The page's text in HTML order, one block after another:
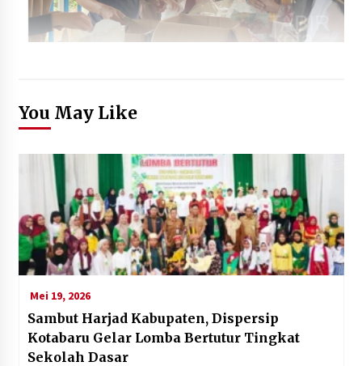
You May Like
Mei 19, 2026
Sambut Harjad Kabupaten, Dispersip
Kotabaru Gelar Lomba Bertutur Tingkat
Sekolah Dasar